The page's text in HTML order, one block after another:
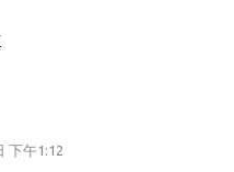
下午1:12